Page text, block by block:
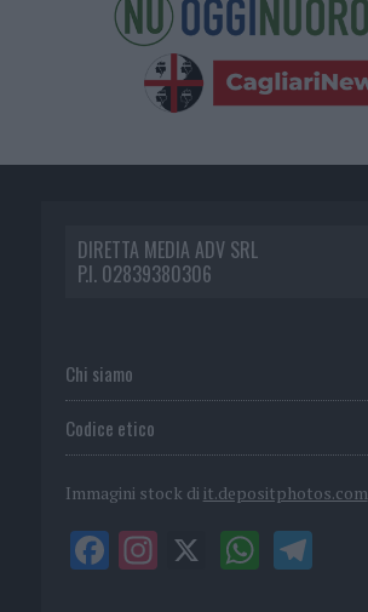
DIRETTA MEDIA ADV SRL
P.I. 02839380306
Chi siamo
Codice etico
Immagini stock di it.depositphotos.com